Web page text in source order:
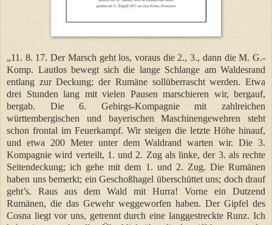
„11. 8. 17. Der Marsch geht los, voraus die 2., 3., dann die M. G.-
Komp. Lautlos bewegt sich die lange Schlange am Waldesrand
entlang zur Deckung; der Rumäne sollüberrascht werden. Etwa
drei Stunden lang mit vielen Pausen marschieren wir, bergauf,
bergab. Die 6. Gebirgs-Kompagnie mit zahlreichen
württembergischen und bayerischen Maschinengewehren steht
schon frontal im Feuerkampf. Wir steigen die letzte Höhe hinauf,
und etwa 200 Meter unter dem Waldrand warten wir. Die 3.
Kompagnie wird verteilt, 1. und 2. Zug als linke, der 3. als rechte
Seitendeckung; ich gehe mit dem 1. und 2. Zug. Die Rumänen
haben uns bemerkt; ein Geschoßhagel überschüttet uns; doch drauf
geht’s. Raus aus dem Wald mit Hurra! Vorne ein Dutzend
Rumänen, die das Gewehr weggeworfen haben. Der Gipfel des
Cosna liegt vor uns, getrennt durch eine langgestreckte Runz. Ich